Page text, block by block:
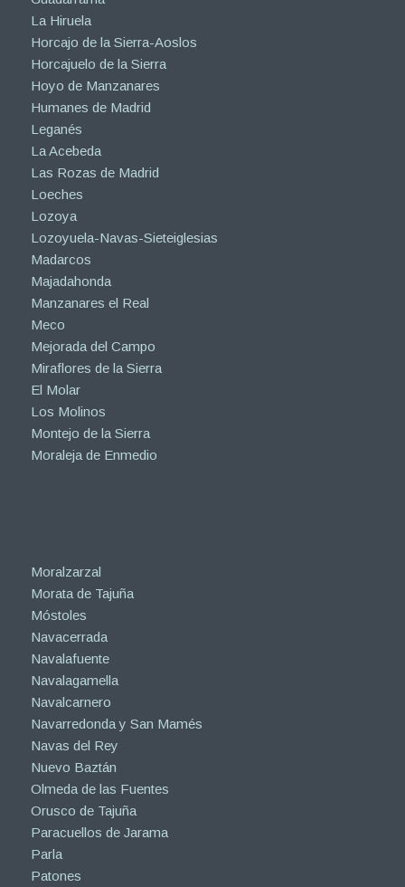
La Hiruela
Horcajo de la Sierra-Aoslos
Horcajuelo de la Sierra
Hoyo de Manzanares
Humanes de Madrid
Leganés
La Acebeda
Las Rozas de Madrid
Loeches
Lozoya
Lozoyuela-Navas-Sieteiglesias
Madarcos
Majadahonda
Manzanares el Real
Meco
Mejorada del Campo
Miraflores de la Sierra
El Molar
Los Molinos
Montejo de la Sierra
Moraleja de Enmedio
Moralzarzal
Morata de Tajuña
Móstoles
Navacerrada
Navalafuente
Navalagamella
Navalcarnero
Navarredonda y San Mamés
Navas del Rey
Nuevo Baztán
Olmeda de las Fuentes
Orusco de Tajuña
Paracuellos de Jarama
Parla
Patones